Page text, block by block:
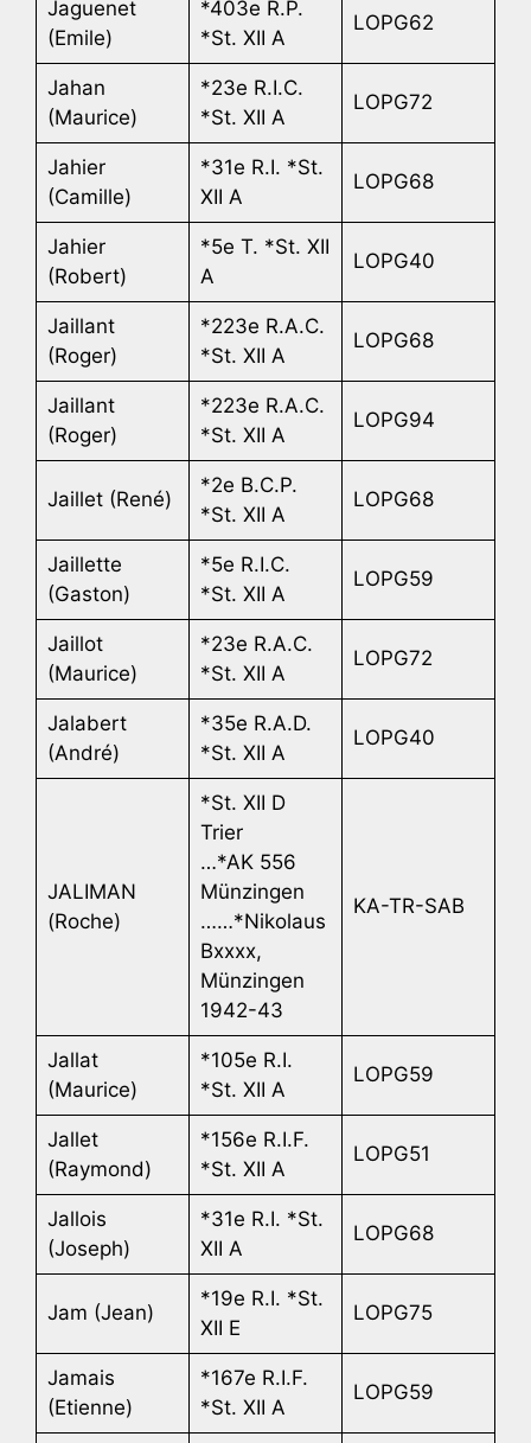
Jaguenet
(Emile)
*403e R.P.
*St. XII A
LOPG62
Jahan
(Maurice)
*23e R.I.C.
*St. XII A
LOPG72
Jahier
(Camille)
*31e R.I. *St.
XII A
LOPG68
Jahier
(Robert)
*5e T. *St. XII
A
LOPG40
Jaillant
(Roger)
*223e R.A.C.
*St. XII A
LOPG68
Jaillant
(Roger)
*223e R.A.C.
*St. XII A
LOPG94
Jaillet (René)
*2e B.C.P.
*St. XII A
LOPG68
Jaillette
(Gaston)
*5e R.I.C.
*St. XII A
LOPG59
Jaillot
(Maurice)
*23e R.A.C.
*St. XII A
LOPG72
Jalabert
(André)
*35e R.A.D.
*St. XII A
LOPG40
JALIMAN
(Roche)
*St. XII D
Trier
…*AK 556
Münzingen
……*Nikolaus
Bxxxx,
Münzingen
1942-43
KA-TR-SAB
Jallat
(Maurice)
*105e R.I.
*St. XII A
LOPG59
Jallet
(Raymond)
*156e R.I.F.
*St. XII A
LOPG51
Jallois
(Joseph)
*31e R.I. *St.
XII A
LOPG68
Jam (Jean)
*19e R.I. *St.
XII E
LOPG75
Jamais
(Etienne)
*167e R.I.F.
*St. XII A
LOPG59